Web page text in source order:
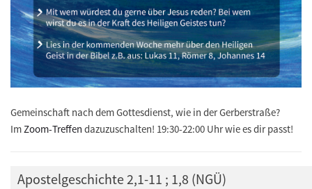
Gemeinschaft nach dem Gottesdienst, wie in der Gerberstraße?
ImZoom-Treffen dazuzuschalten! 19:30-22:00 Uhr wie es dir passt!
Apostelgeschichte 2,1-11 ; 1,8 (NGÜ)